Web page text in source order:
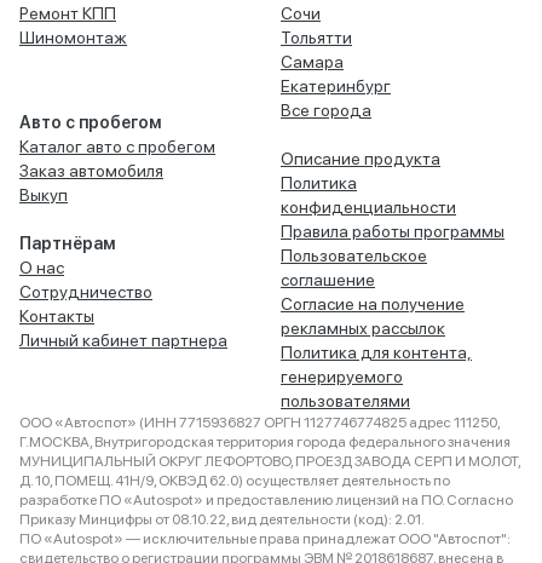
Ремонт КПП
Шиномонтаж
Авто с пробегом
Каталог авто с пробегом
Заказ автомобиля
Выкуп
Партнёрам
О нас
Сотрудничество
Контакты
Личный кабинет партнера
Сочи
Тольятти
Самара
Екатеринбург
Все города
Описание продукта
Политика
конфиденциальности
Правила работы программы
Пользовательское
соглашение
Согласие на получение
рекламных рассылок
Политика для контента,
генерируемого
пользователями
ООО «Автоспот» (ИНН 7715936827 ОРГН 1127746774825 адрес 111250,
Г.МОСКВА, Внутригородская территория города федерального значения
МУНИЦИПАЛЬНЫЙ ОКРУГ ЛЕФОРТОВО, ПРОЕЗД ЗАВОДА СЕРП И МОЛОТ,
Д. 10, ПОМЕЩ. 41Н/9, ОКВЭД 62.0) осуществляет деятельность по
разработке ПО «Autospot» и предоставлению лицензий на ПО. Согласно
Приказу Минцифры от 08.10.22, вид деятельности (код): 2.01.
ПО «Autospot» — исключительные права принадлежат ООО "Автоспот":
свидетельство о регистрации программы ЭВМ № 2018618687, внесена в